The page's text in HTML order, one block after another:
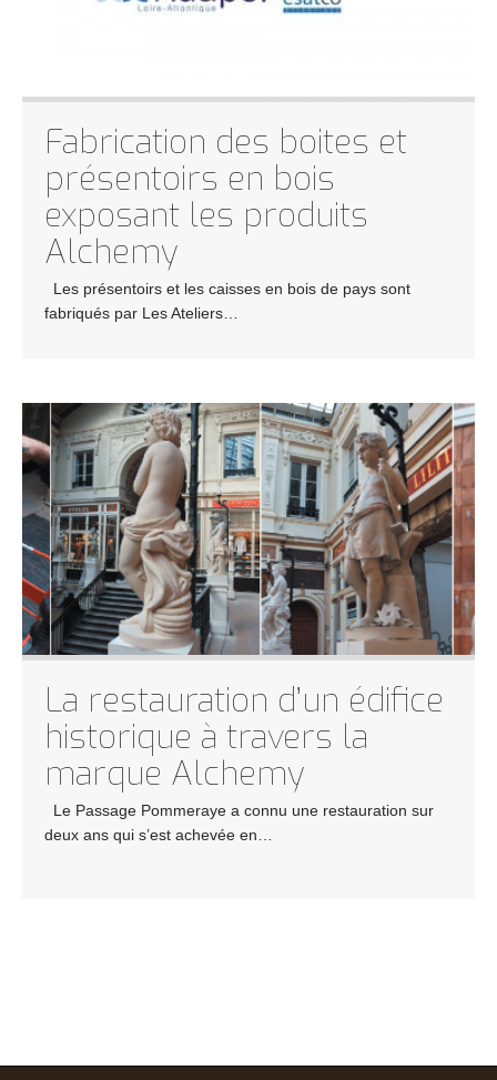
Fabrication des boites et
présentoirs en bois
exposant les produits
Alchemy
Les présentoirs et les caisses en bois de pays sont
fabriqués par Les Ateliers…
La restauration d’un édifice
historique à travers la
marque Alchemy
Le Passage Pommeraye a connu une restauration sur
deux ans qui s’est achevée en…